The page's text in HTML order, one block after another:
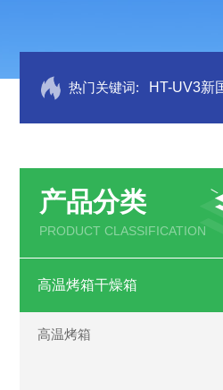
热门关键词: HT-UV3新
产品分类
PRODUCT CLASSIFICATION
高温烤箱干燥箱
高温烤箱